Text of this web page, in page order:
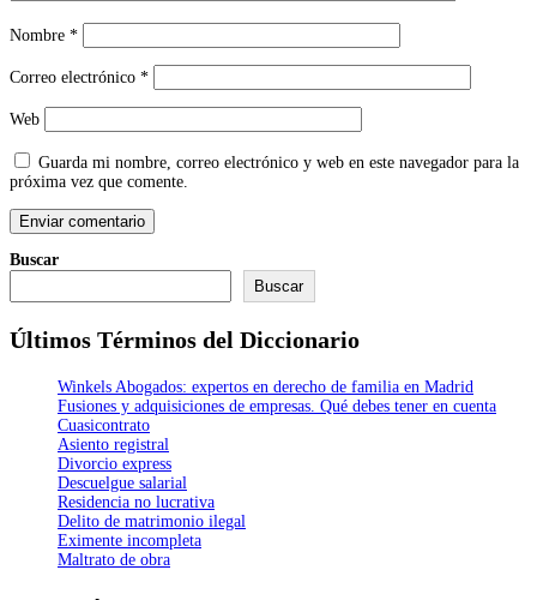
Nombre *
Correo electrónico *
Web
Guarda mi nombre, correo electrónico y web en este navegador para la
próxima vez que comente.
Buscar
Buscar
Últimos Términos del Diccionario
Winkels Abogados: expertos en derecho de familia en Madrid
Fusiones y adquisiciones de empresas. Qué debes tener en cuenta
Cuasicontrato
Asiento registral
Divorcio express
Descuelgue salarial
Residencia no lucrativa
Delito de matrimonio ilegal
Eximente incompleta
Maltrato de obra